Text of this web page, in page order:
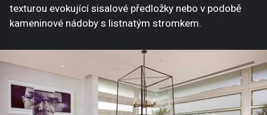
texturou evokující sisalové předložky nebo v podobě
kameninové nádoby s listnatým stromkem.